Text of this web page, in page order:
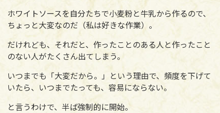
ホワイトソースを自分たちで小麦粉と牛乳から作るので、
ちょっと大変なのだ（私は好きな作業）。
だけれども、それだと、作ったことのある人と作ったこと
のない人がたくさん出てしまう。
いつまでも「大変だから。」という理由で、頻度を下げて
いたら、いつまでたっても、容易にならない。
と言うわけで、半ば強制的に開始。